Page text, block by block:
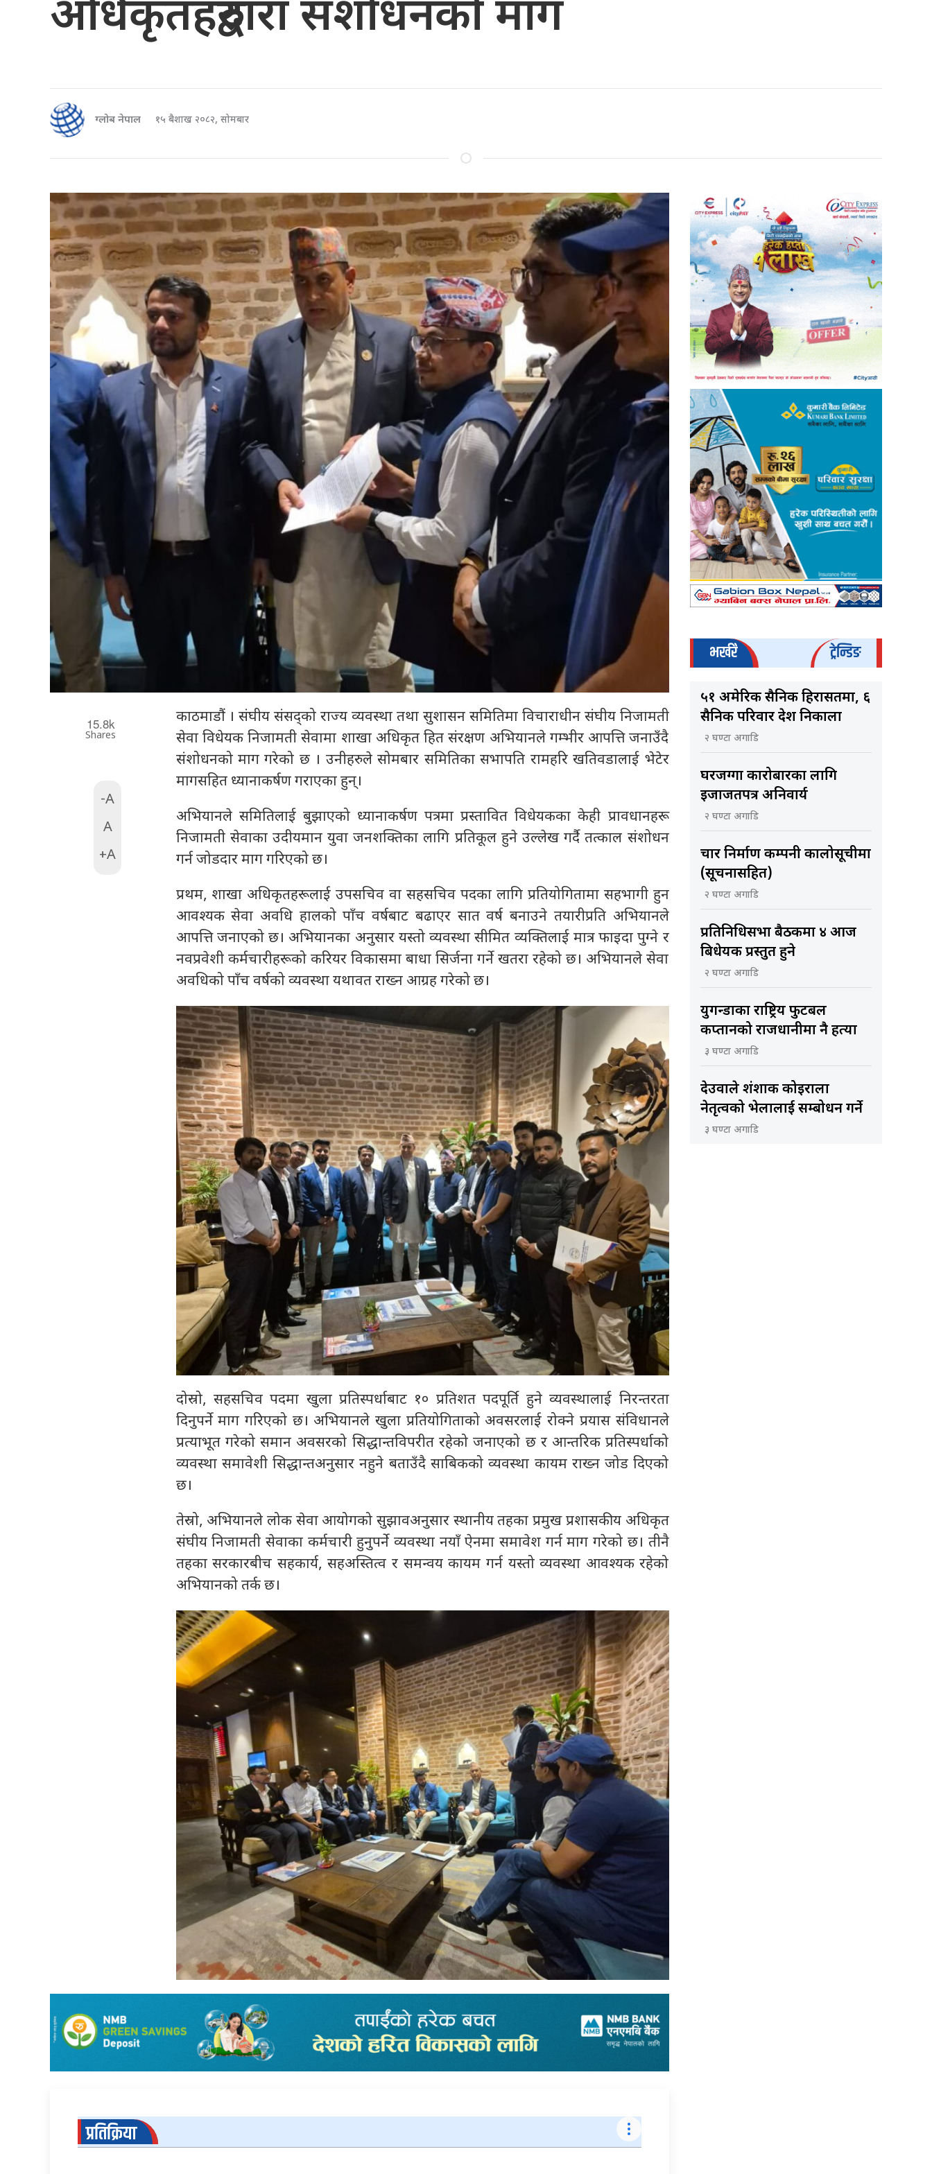
अधिकृतहरुद्वारा संशोधनको माग
ग्लोब नेपाल १५ बैशाख २०८२, सोमबार
15.8k
Shares
-A
A
+A
काठमाडौं । संघीय संसद्को राज्य व्यवस्था तथा सुशासन समितिमा विचाराधीन संघीय निजामती
सेवा विधेयक निजामती सेवामा शाखा अधिकृत हित संरक्षण अभियानले गम्भीर आपत्ति जनाउँदै
संशोधनको माग गरेको छ । उनीहरुले सोमबार समितिका सभापति रामहरि खतिवडालाई भेटेर
मागसहित ध्यानाकर्षण गराएका हुन्।
अभियानले समितिलाई बुझाएको ध्यानाकर्षण पत्रमा प्रस्तावित विधेयकका केही प्रावधानहरू
निजामती सेवाका उदीयमान युवा जनशक्तिका लागि प्रतिकूल हुने उल्लेख गर्दै तत्काल संशोधन
गर्न जोडदार माग गरिएको छ।
प्रथम, शाखा अधिकृतहरूलाई उपसचिव वा सहसचिव पदका लागि प्रतियोगितामा सहभागी हुन
आवश्यक सेवा अवधि हालको पाँच वर्षबाट बढाएर सात वर्ष बनाउने तयारीप्रति अभियानले
आपत्ति जनाएको छ। अभियानका अनुसार यस्तो व्यवस्था सीमित व्यक्तिलाई मात्र फाइदा पुग्ने र
नवप्रवेशी कर्मचारीहरूको करियर विकासमा बाधा सिर्जना गर्ने खतरा रहेको छ। अभियानले सेवा
अवधिको पाँच वर्षको व्यवस्था यथावत राख्न आग्रह गरेको छ।
दोस्रो, सहसचिव पदमा खुला प्रतिस्पर्धाबाट १० प्रतिशत पदपूर्ति हुने व्यवस्थालाई निरन्तरता
दिनुपर्ने माग गरिएको छ। अभियानले खुला प्रतियोगिताको अवसरलाई रोक्ने प्रयास संविधानले
प्रत्याभूत गरेको समान अवसरको सिद्धान्तविपरीत रहेको जनाएको छ र आन्तरिक प्रतिस्पर्धाको
व्यवस्था समावेशी सिद्धान्तअनुसार नहुने बताउँदै साबिकको व्यवस्था कायम राख्न जोड दिएको
छ।
तेस्रो, अभियानले लोक सेवा आयोगको सुझावअनुसार स्थानीय तहका प्रमुख प्रशासकीय अधिकृत
संघीय निजामती सेवाका कर्मचारी हुनुपर्ने व्यवस्था नयाँ ऐनमा समावेश गर्न माग गरेको छ। तीनै
तहका सरकारबीच सहकार्य, सहअस्तित्व र समन्वय कायम गर्न यस्तो व्यवस्था आवश्यक रहेको
अभियानको तर्क छ।
प्रतिक्रिया
भर्खरै ट्रेन्डिङ
५१ अमेरिकी सैनिक हिरासतमा, ६
सैनिक परिवार देश निकाला
२ घण्टा अगाडि
घरजग्गा कारोबारका लागि
इजाजतपत्र अनिवार्य
२ घण्टा अगाडि
चार निर्माण कम्पनी कालोसूचीमा
(सूचनासहित)
२ घण्टा अगाडि
प्रतिनिधिसभा बैठकमा ४ आज
बिधेयक प्रस्तुत हुने
२ घण्टा अगाडि
युगन्डाका राष्ट्रिय फुटबल
कप्तानको राजधानीमा नै हत्या
३ घण्टा अगाडि
देउवाले शंशाक कोइराला
नेतृत्वको भेलालाई सम्बोधन गर्ने
३ घण्टा अगाडि